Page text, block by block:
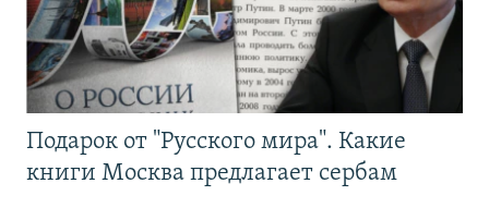
Подарок от "Русского мира". Какие
книги Москва предлагает сербам